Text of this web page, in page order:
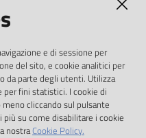
direttiva
d.lgs. 36/2006
e di sessione per
del sito, e cookie analitici per
da parte degli utenti. Utilizza
fini statistici. I cookie di
cliccando sul pulsante
più su come disabilitare i cookie
nostraCookie Policy.